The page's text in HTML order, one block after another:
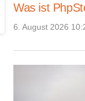
Was ist
6. August 2026